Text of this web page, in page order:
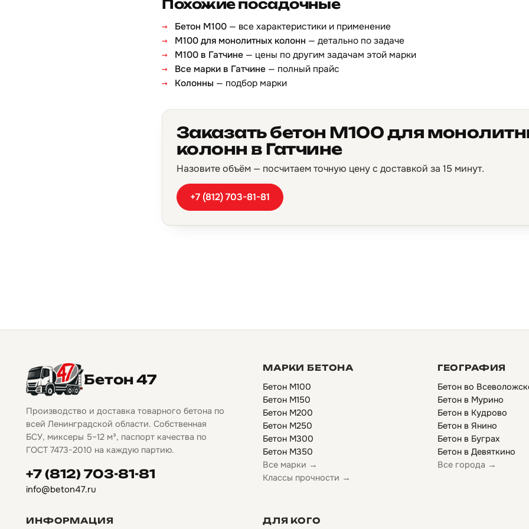
Похожие посадочные
Бетон М100 — все характеристики и применение
М100 для монолитных колонн — детально по задаче
М100 в Гатчине — цены по другим задачам этой марки
Все марки в Гатчине — полный прайс
Колонны — подбор марки
Заказать бетон М100 для
колонн в Гатчине
Назовите объём — посчитаем точную цену с доставкой за 15 минут.
+7 (812) 703-81-81
Бетон 47
Производство и доставка товарного бетона по
всей Ленинградской области. Собственная
БСУ, миксеры 5–12 м³, паспорт качества по
ГОСТ 7473-2010 на каждую партию.
+7 (812) 703-81-81
info@beton47.ru
МАРКИ БЕТОНА
Бетон М100
Бетон М150
Бетон М200
Бетон М250
Бетон М300
Бетон М350
Все марки →
Классы прочности →
ГЕОГРАФИЯ
Бетон во
Бетон в Мурино
Бетон в Кудрово
Бетон в Янино
Бетон в Буграх
Бетон в Девяткино
Все города →
ИНФОРМАЦИЯ ДЛЯ КОГО